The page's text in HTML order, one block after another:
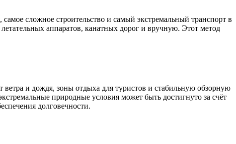
сложное строительство и самый экстремальный транспорт в
аппаратов, канатных дорог и вручную. Этот метод
и дождя, зоны отдыха для туристов и стабильную обзорную
природные условия может быть достигнуто за счёт
долговечности.